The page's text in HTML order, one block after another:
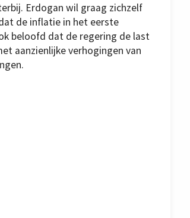
Erdogan wil graag zichzelf
de inflatie in het eerste
beloofd dat de regering de last
aanzienlijke verhogingen van